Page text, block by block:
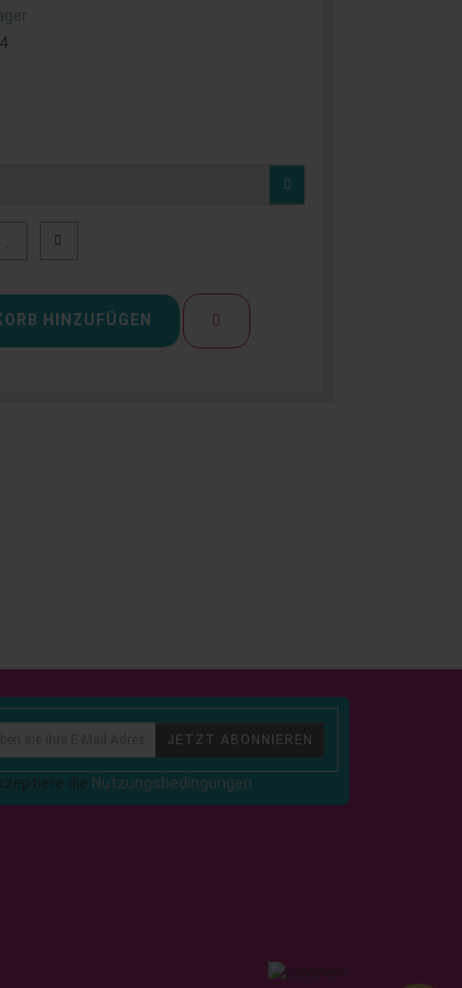
HINZUFÜGEN
JETZT ABONNIEREN
die Nutzungsbedingungen.